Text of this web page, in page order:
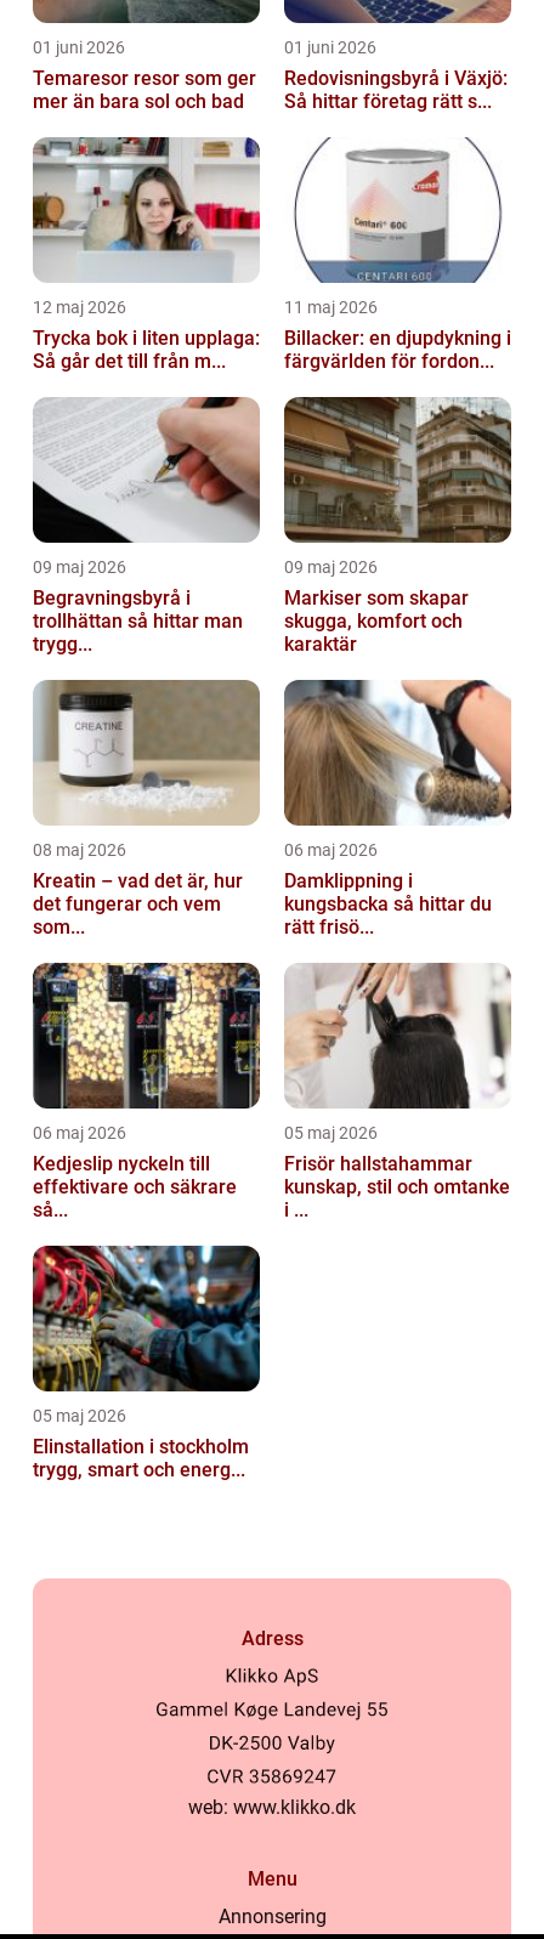
01 juni 2026
Temaresor resor som ger
mer än bara sol och bad
01 juni 2026
Redovisningsbyrå i Växjö:
Så hittar företag rätt s...
12 maj 2026
Trycka bok i liten upplaga:
Så går det till från m...
11 maj 2026
Billacker: en djupdykning i
färgvärlden för fordon...
09 maj 2026
Begravningsbyrå i
trollhättan så hittar man
trygg...
09 maj 2026
Markiser som skapar
skugga, komfort och
karaktär
08 maj 2026
Kreatin – vad det är, hur
det fungerar och vem
som...
06 maj 2026
Damklippning i
kungsbacka så hittar du
rätt frisö...
06 maj 2026
Kedjeslip nyckeln till
effektivare och säkrare
så...
05 maj 2026
Frisör hallstahammar
kunskap, stil och omtanke
i ...
05 maj 2026
Elinstallation i stockholm
trygg, smart och energ...
Adress
web: www.klikko.dk
Menu
Annonsering